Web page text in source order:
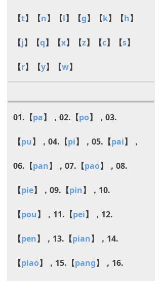
【t】【n】【l】【g】【k】【h】
【j】【q】【x】【z】【c】【s】
【r】【y】【w】
01.【pa】，02.【po】，03.
【pu】，04.【pi】，05.【pai】，
06.【pan】，07.【pao】，08.
【pie】，09.【pin】，10.
【pou】，11.【pei】，12.
【pen】，13.【pian】，14.
【piao】，15.【pang】，16.